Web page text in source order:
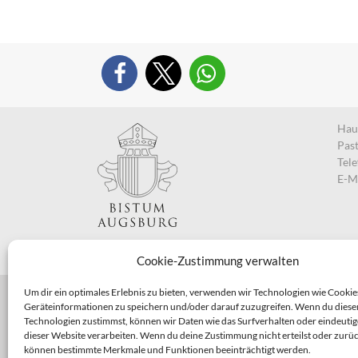
Cookie-Zustimmung verwalten
Um dir ein optimales Erlebnis zu bieten, verwenden wir Technologien wie
Geräteinformationen zu speichern und/oder darauf zuzugreifen. Wenn du
Technologien zustimmst, können wir Daten wie das Surfverhalten oder
dieser Website verarbeiten. Wenn du deine Zustimmung nicht erteilst oder
können bestimmte Merkmale und Funktionen beeinträchtigt werden.
E-